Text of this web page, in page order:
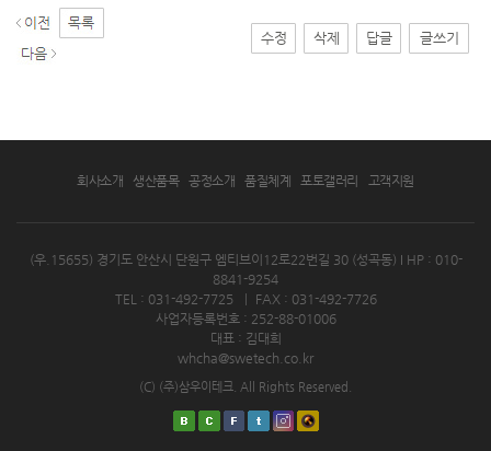
수정 삭제 답글 글쓰기
회사소개 생산품목 공정소개 품질체계 포토갤러리 고객지원
(우.15655) 경기도 안산시 단원구 엠티브이12로22번길 30 (성곡동) I HP : 010-
8841-9254
TEL : 031-492-7725
FAX : 031-492-7726
사업자등록번호 : 252-88-01006
대표 : 김대희
whcha@swetech.co.kr
(C) (주)삼우이테크. All Rights Reserved.